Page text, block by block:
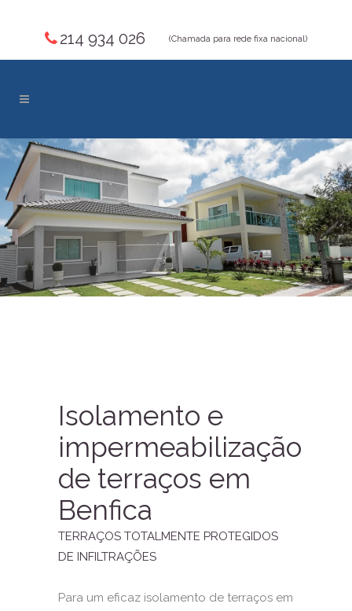
214 934 026 (Chamada para rede fixa nacional)
Isolamento e
impermeabilização
de terraços em
Benfica
TERRAÇOS TOTALMENTE PROTEGIDOS
DE INFILTRAÇÕES
Para um eficaz isolamento de terraços em